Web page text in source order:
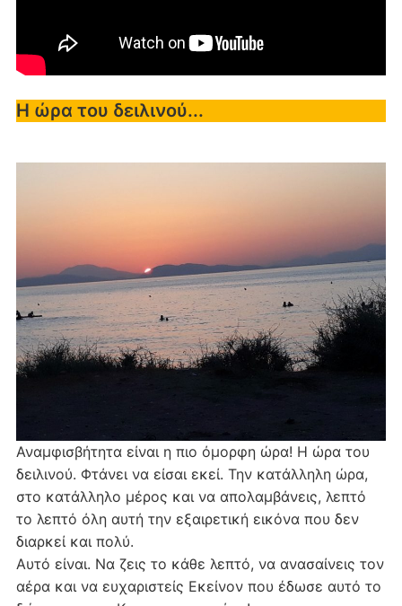
Η ώρα του δειλινού...
Αναμφισβήτητα είναι η πιο όμορφη ώρα! Η ώρα του
δειλινού. Φτάνει να είσαι εκεί. Την κατάλληλη ώρα,
στο κατάλληλο μέρος και να απολαμβάνεις, λεπτό
το λεπτό όλη αυτή την εξαιρετική εικόνα που δεν
διαρκεί και πολύ.
Αυτό είναι. Να ζεις το κάθε λεπτό, να ανασαίνεις τον
αέρα και να ευχαριστείς Εκείνον που έδωσε αυτό το